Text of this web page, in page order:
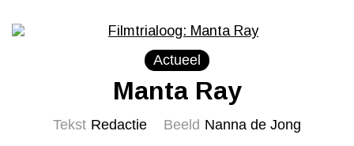
Actueel
Manta Ray
Tekst Redactie Beeld Nanna de Jong